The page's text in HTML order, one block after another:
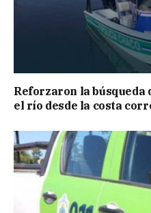
Reforzaron la
el río desde la costa